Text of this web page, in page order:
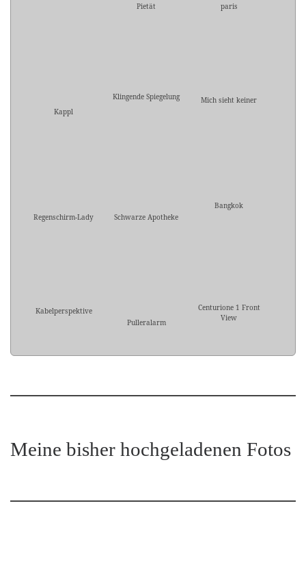
Pietät
paris
Kappl
Klingende Spiegelung Mich sieht keiner
Regenschirm-Lady Schwarze Apotheke
Bangkok
Kabelperspektive
Pulleralarm
Centurione 1 Front
View
Meine bisher hochgeladenen Fotos